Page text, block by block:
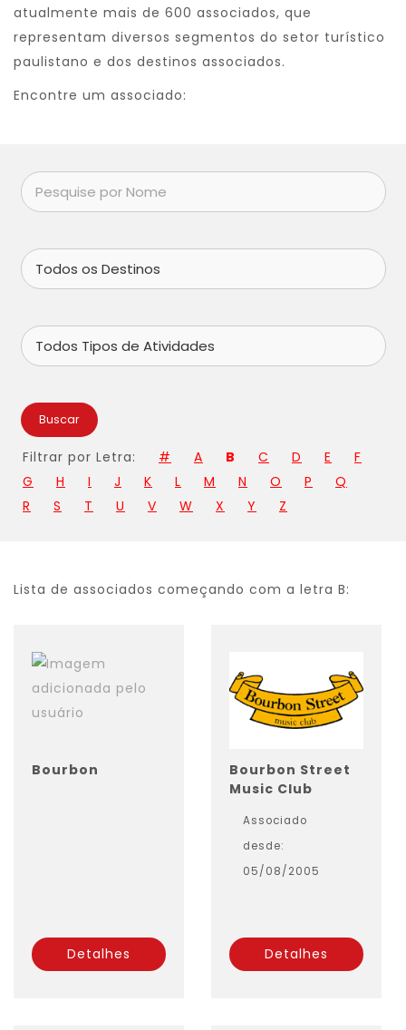
atualmente mais de 600 associados, que
representam diversos segmentos do setor turístico
paulistano e dos destinos associados.
Encontre um associado:
Buscar
Filtrar por Letra: # A B C D E
F
G
H I J K L M N O P
Q
R
S T U V W X Y Z
Lista de associados começando com a letra B:
Bourbon
Detalhes
Bourbon Street
Music Club
Associado
desde:
05/08/2005
Detalhes